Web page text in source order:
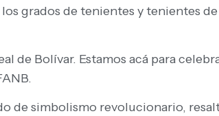
grados de tenientes y tenientes
de Bolívar. Estamos acá para
de simbolismo revolucionario,